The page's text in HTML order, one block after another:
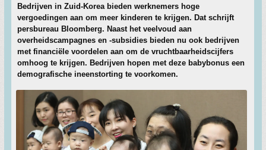
Bedrijven in Zuid-Korea bieden werknemers hoge
vergoedingen aan om meer kinderen te krijgen. Dat schrijft
persbureau Bloomberg. Naast het veelvoud aan
overheidscampagnes en -subsidies bieden nu ook bedrijven
met financiële voordelen aan om de vruchtbaarheidscijfers
omhoog te krijgen. Bedrijven hopen met deze babybonus een
demografische ineenstorting te voorkomen.